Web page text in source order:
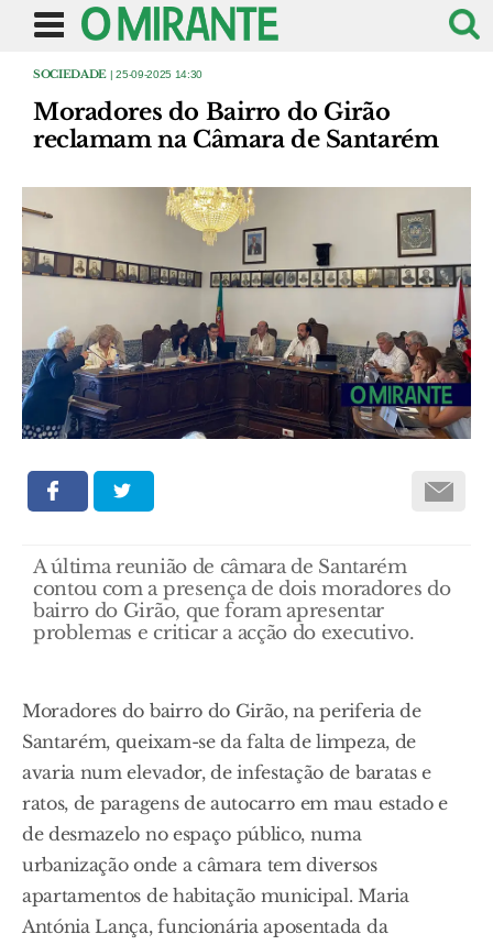
SOCIEDADE | 25-09-2025 14:30
Moradores do Bairro do Girão
reclamam na Câmara de Santarém
A última reunião de câmara de Santarém
contou com a presença de dois moradores do
bairro do Girão, que foram apresentar
problemas e criticar a acção do executivo.
Moradores do bairro do Girão, na periferia de
Santarém, queixam-se da falta de limpeza, de
avaria num elevador, de infestação de baratas e
ratos, de paragens de autocarro em mau estado e
de desmazelo no espaço público, numa
urbanização onde a câmara tem diversos
apartamentos de habitação municipal. Maria
Antónia Lança, funcionária aposentada da